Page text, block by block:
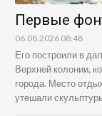
Первые
06.08.2026 08:48
Его построили в
Верхней колонии,
города. Место
утешали